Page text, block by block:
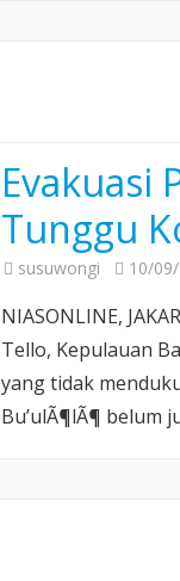
Evakuasi
Tunggu
susuwongi 10/
NIASONLINE,
Tello, Kepulauan
yang tidak
Bu’ulÃ¶lÃ¶ belum